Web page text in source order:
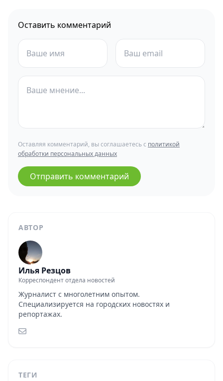
АВТОР
Илья Резцов
Корреспондент отдела новостей
Журналист с многолетним опытом.
Специализируется на городских новостях и
репортажах.
ТЕГИ
Оставить комментарий
Оставляя комментарий, вы соглашаетесь с политикой
обработки персональных данных
Отправить комментарий